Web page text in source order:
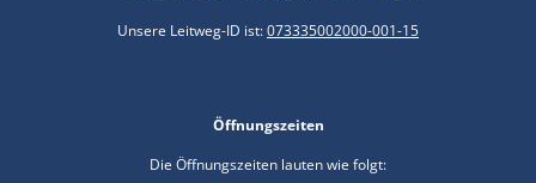
Unsere Leitweg-ID ist:073335002000-001-15
Öffnungszeiten
Die Öffnungszeiten lauten wie folgt: